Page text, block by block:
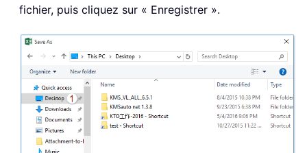
fichier, puis cliquez sur « Enregistrer ».